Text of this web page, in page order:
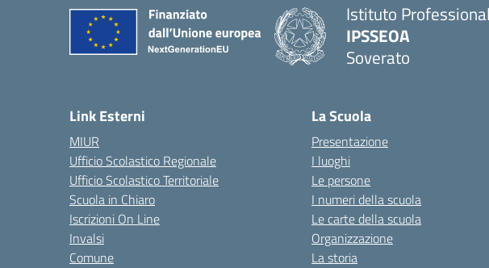
Istituto
IPSSEOA
Soverato
Link Esterni
MIUR
Ufficio Scolastico Regionale
Ufficio Scolastico Territoriale
Scuola in Chiaro
Iscrizioni On Line
Invalsi
Comune
La Scuola
Presentazione
I luoghi
Le persone
I numeri della scuola
Le carte della scuola
Organizzazione
La storia